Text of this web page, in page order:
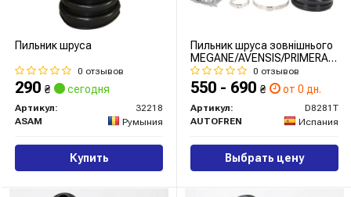
Пильник шруса
0 отзывов
290 ₴ сегодня
Артикул:
32218
ASAM
Румыния
Купить
Пильник шруса зовнішнього
MEGANE/AVENSIS/PRIMERA
99- (термопластик)
0 отзывов
550 - 690 ₴ от 0 дн.
Артикул:
D8281T
AUTOFREN
Испания
Выбрать цену